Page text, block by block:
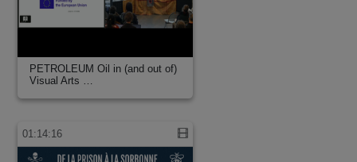
PETROLEUM Oil in (and out of)
Visual Arts …
01:14:16